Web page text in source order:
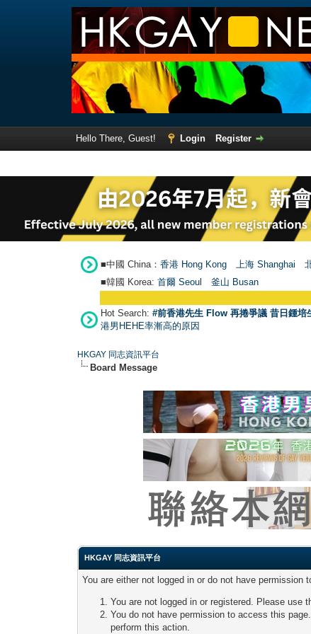
Hello There, Guest! Login
Register
■中國 China： 香港 Hong Kong 上海 Shanghai
■韓國 Korea: 首爾 Seou 釜山 Busan
Hot Search: #前香港先生 Flow 再捲爭議 昔日鍾
港男HEHE率漸高的原因
HKGAY 同志資訊平台
Board Message
HKGAY 同志資訊平台
You are either not logged in or do not have
You are not logged in or registered. Please use
You do not have permission to access this
perform this action.